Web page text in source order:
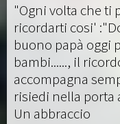
"Ogni volta che ti
ricordarti cosi'
buono papà oggi
bambi......, il
accompagna
risiedi nella porta
Un abbraccio